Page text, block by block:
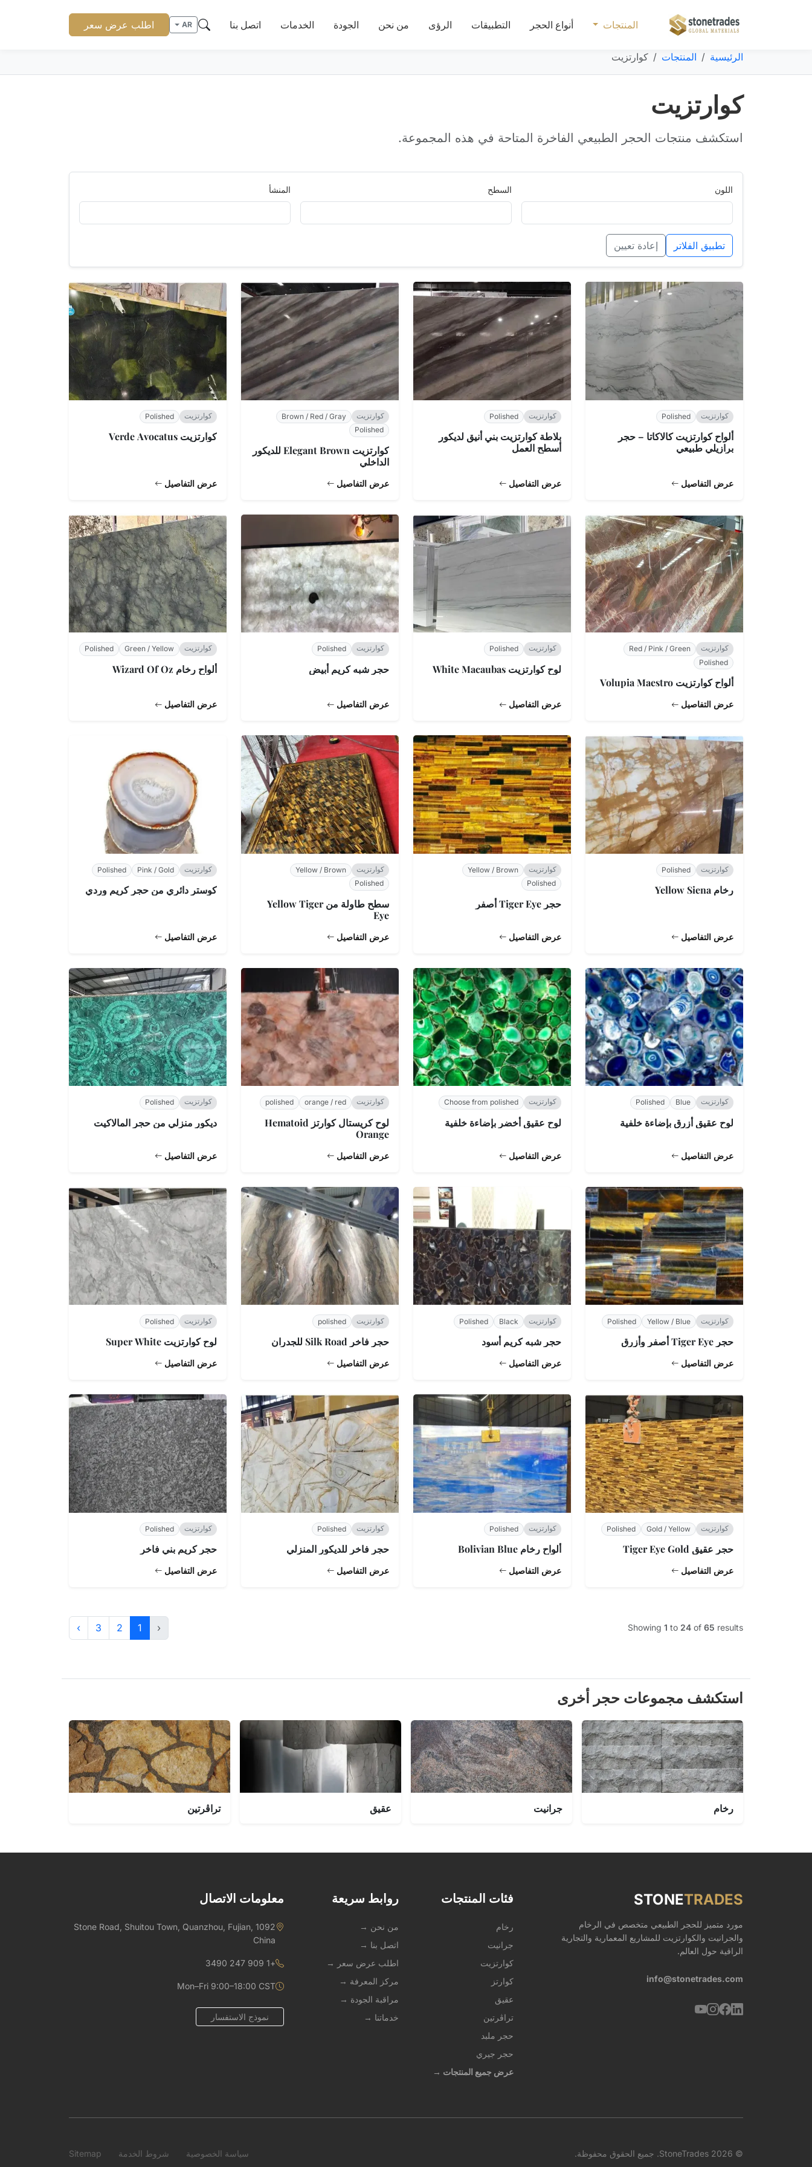
المنتجات أنواع الحجر التطبيقات الرؤى من نحن الجودة الخدمات اتصل بنا AR اطلب عرض سعر
الرئيسية المنتجات كوارتزيت
كوارتزيت
استكشف منتجات الحجر الطبيعي الفاخرة المتاحة في هذه المجموعة.
اللون السطح المنشأ
تطبيق الفلاتر إعادة تعيين
كوارتزيت Polished
ألواح كوارتزيت كالاكاتا – حجر
برازيلي طبيعي
عرض التفاصيل
كوارتزيت Polished
بلاطة كوارتزيت بني أنيق لديكور
أسطح العمل
عرض التفاصيل
كوارتزيت
Brown / Red / Gray
Polished
كوارتزيت Elegant Brown للديكور
الداخلي
عرض التفاصيل
كوارتزيت Polished
كوارتزيت Verde Avocatus
عرض التفاصيل
كوارتزيت
Red / Pink / Green
Polished
ألواح كوارتزيت Volupia Maestro
عرض التفاصيل
كوارتزيت Polished
لوح كوارتزيت White Macaubas
عرض التفاصيل
كوارتزيت Polished
حجر شبه كريم أبيض
عرض التفاصيل
كوارتزيت Green / Yellow
Polished
ألواح رخام Wizard Of Oz
عرض التفاصيل
كوارتزيت Polished
رخام Yellow Siena
عرض التفاصيل
كوارتزيت
Yellow / Brown
Polished
حجر Tiger Eye أصفر
عرض التفاصيل
كوارتزيت
Yellow / Brown
Polished
سطح طاولة من Yellow Tiger
Eye
عرض التفاصيل
كوارتزيت Pink / Gold
Polished
كوستر دائري من حجر كريم وردي
عرض التفاصيل
كوارتزيت Blue
Polished
لوح عقيق أزرق بإضاءة خلفية
عرض التفاصيل
كوارتزيت Choose from polished
لوح عقيق أخضر بإضاءة خلفية
عرض التفاصيل
كوارتزيت orange / red
polished
لوح كريستال كوارتز Hematoid
Orange
عرض التفاصيل
كوارتزيت Polished
ديكور منزلي من حجر المالاكيت
عرض التفاصيل
كوارتزيت Yellow / Blue
Polished
حجر Tiger Eye أصفر وأزرق
عرض التفاصيل
كوارتزيت Black
Polished
حجر شبه كريم أسود
عرض التفاصيل
كوارتزيت polished
حجر فاخر Silk Road للجدران
عرض التفاصيل
كوارتزيت Polished
لوح كوارتزيت Super White
عرض التفاصيل
كوارتزيت Gold / Yellow
Polished
حجر عقيق Tiger Eye Gold
عرض التفاصيل
كوارتزيت Polished
ألواح رخام Bolivian Blue
عرض التفاصيل
كوارتزيت Polished
حجر فاخر للديكور المنزلي
عرض التفاصيل
كوارتزيت Polished
حجر كريم بني فاخر
عرض التفاصيل
Showing 1 to 24 of 65 results
‹
1
2
3
›
استكشف مجموعات حجر أخرى
رخام جرانيت عقيق تراڤرتين
STONETRADES
مورد متميز للحجر الطبيعي متخصص في الرخام
والجرانيت والكوارتزيت للمشاريع المعمارية والتجارية
الراقية حول العالم.
info@stonetrades.com
فئات المنتجات
رخام
جرانيت
كوارتزيت
كوارتز
عقيق
تراڤرتين
حجر ملبد
حجر جيري
عرض جميع المنتجات →
روابط سريعة
من نحن →
اتصل بنا →
اطلب عرض سعر →
مركز المعرفة →
مراقبة الجودة →
خدماتنا →
معلومات الاتصال
1092 Stone Road, Shuitou Town, Quanzhou, Fujian,
China
+1 909 247 3490
Mon–Fri 9:00–18:00 CST
نموذج الاستفسار
© 2026 StoneTrades. جميع الحقوق محفوظة. سياسة الخصوصية شروط الخدمة Sitemap